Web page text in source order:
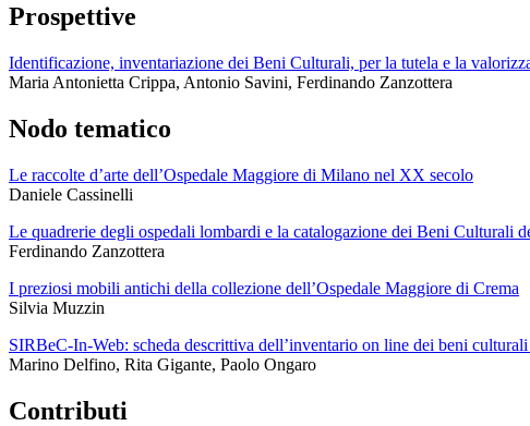
Prospettive
Identificazione, inventariazione dei Beni Culturali, per la tutela e la
Maria Antonietta Crippa, Antonio Savini, Ferdinando Zanzottera
Nodo tematico
Le raccolte d’arte dell’Ospedale Maggiore di Milano nel XX secolo
Daniele Cassinelli
Le quadrerie degli ospedali lombardi e la catalogazione dei Beni Culturali
Ferdinando Zanzottera
I preziosi mobili antichi della collezione dell’Ospedale Maggiore di Crema
Silvia Muzzin
SIRBeC-In-Web: scheda descrittiva dell’inventario on line dei beni
Marino Delfino, Rita Gigante, Paolo Ongaro
Contributi